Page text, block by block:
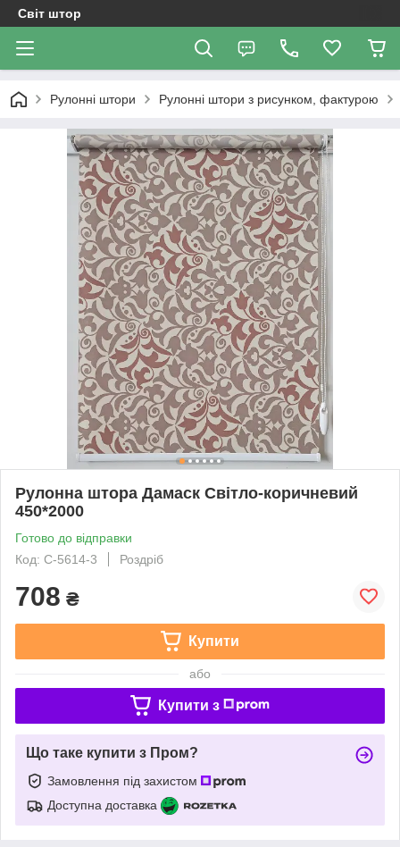
Світ штор
Рулонні штори Рулонні штори з рисунком, фактурою
Рулонна штора Дамаск Світло-коричневий
450*2000
Готово до відправки
Код: С-5614-3
Роздріб
708 ₴
Купити
або
Купити з
Що таке купити з Пром?
Замовлення під захистом
Доступна доставка